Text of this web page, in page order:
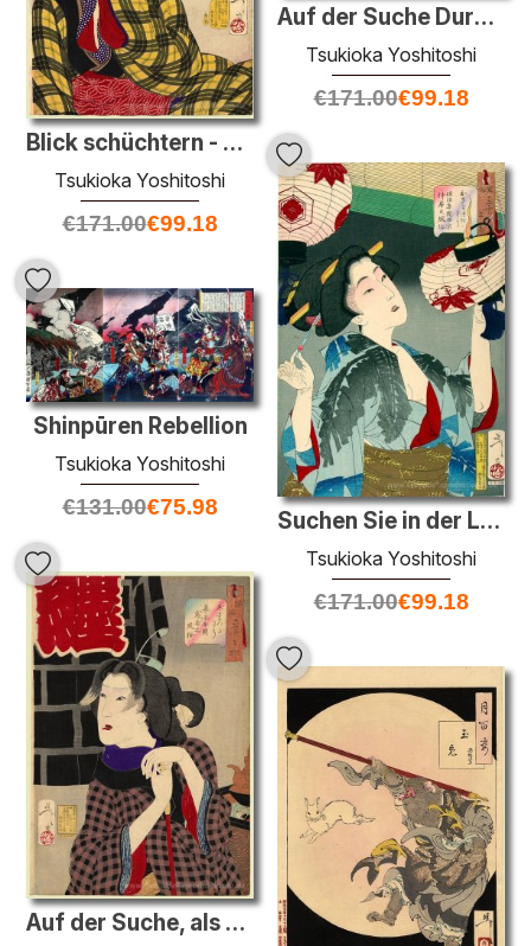
Auf der Suche Durst - das Aussehen einer Stadt Geisha, ein Bargi
Tsukioka Yoshitoshi
€171.00€99.18
Blick schüchtern - das Aussehen eines jungen Mädchens von der Me
Tsukioka Yoshitoshi
€171.00€99.18
Suchen Sie in der Lage - das Aussehen eines Kyoto-Kellnerin in d
Tsukioka Yoshitoshi
€171.00€99.18
Shinpūren Rebellion
Tsukioka Yoshitoshi
€131.00€75.98
Auf der Suche, als ob jemand zu, um anzukommen ist - Das Aussehe